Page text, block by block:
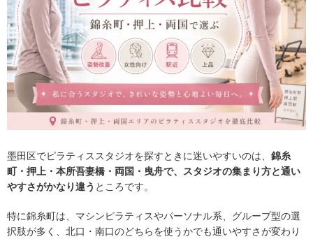
墨田区でピラティススタジオを探すときに迷いやすいのは、 錦糸
町・押上・本所吾妻橋・両国・曳舟で、スタジオの集まり方と通い
やすさがかなり違う ところです。
特に錦糸町は、マシンピラティスやパーソナル系、グループ型の選
択肢が多く、北口・南口のどちらを使うかでも通いやすさが変わり